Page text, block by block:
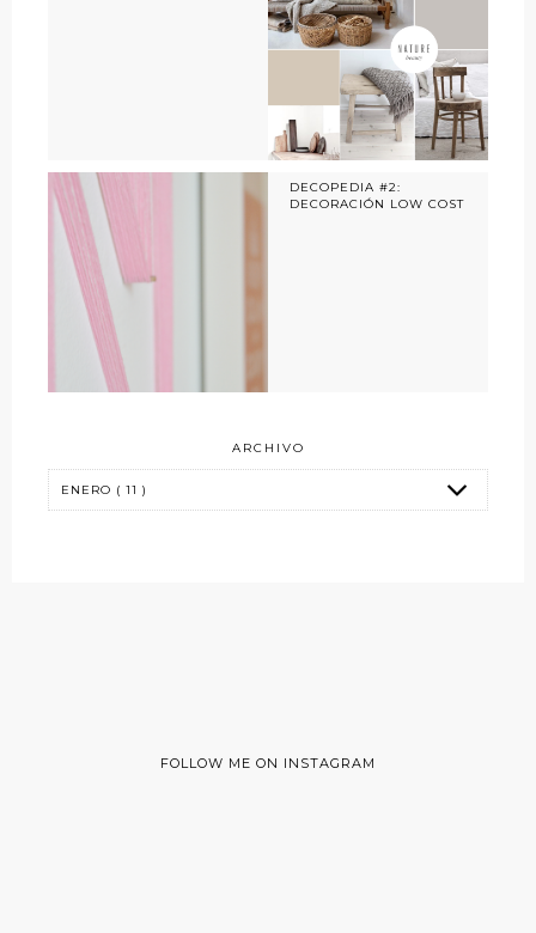
DECOPEDIA #2:
DECORACIÓN LOW COST
ARCHIVO
FOLLOW ME ON INSTAGRAM